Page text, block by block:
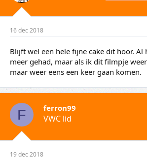
16 dec 2018
Blijft wel een hele fijne cake dit hoor. Al
meer gehad, maar als ik dit filmpje
maar weer eens een keer gaan komen.
F ferron99
VWC lid
19 dec 2018